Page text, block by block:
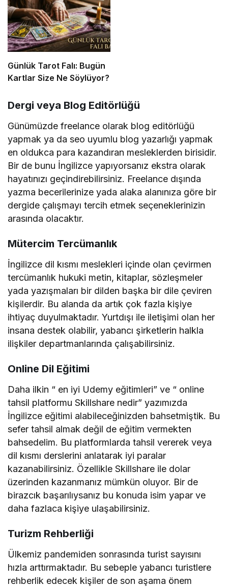
Günlük Tarot Falı: Bugün
Kartlar Size Ne Söylüyor?
Dergi veya Blog Editörlüğü
Günümüzde freelance olarak blog editörlüğü
yapmak ya da seo uyumlu blog yazarlığı yapmak
en oldukca para kazandıran mesleklerden birisidir.
Bir de bunu İngilizce yapıyorsanız ekstra olarak
hayatınızı geçindirebilirsiniz. Freelance dışında
yazma becerilerinize yada alaka alanınıza göre bir
dergide çalışmayı tercih etmek seçeneklerinizin
arasında olacaktır.
Mütercim Tercümanlık
İngilizce dil kısmı meslekleri içinde olan çevirmen
tercümanlık hukuki metin, kitaplar, sözleşmeler
yada yazışmaları bir dilden başka bir dile çeviren
kişilerdir. Bu alanda da artık çok fazla kişiye
ihtiyaç duyulmaktadır. Yurtdışı ile iletişimi olan her
insana destek olabilir, yabancı şirketlerin halkla
ilişkiler departmanlarında çalışabilirsiniz.
Online Dil Eğitimi
Daha ilkin “ en iyi Udemy eğitimleri” ve “ online
tahsil platformu Skillshare nedir” yazımızda
İngilizce eğitimi alabileceğinizden bahsetmiştik. Bu
sefer tahsil almak değil de eğitim vermekten
bahsedelim. Bu platformlarda tahsil vererek veya
dil kısmı derslerini anlatarak iyi paralar
kazanabilirsiniz. Özellikle Skillshare ile dolar
üzerinden kazanmanız mümkün oluyor. Bir de
birazcık başarılıysanız bu konuda isim yapar ve
daha fazlaca kişiye ulaşabilirsiniz.
Turizm Rehberliği
Ülkemiz pandemiden sonrasında turist sayısını
hızla arttırmaktadır. Bu sebeple yabancı turistlere
rehberlik edecek kişiler de son aşama önem